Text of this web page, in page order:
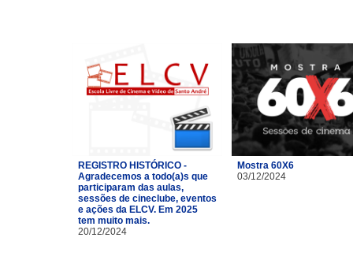
REGISTRO HISTÓRICO -
Agradecemos a todo(a)s que
participaram das aulas,
sessões de cineclube, eventos
e ações da ELCV. Em 2025
tem muito mais.
20/12/2024
Mostra 60X6
03/12/2024